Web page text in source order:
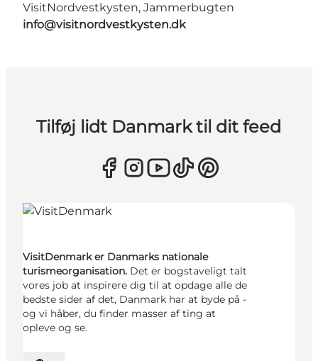
VisitNordvestkysten, Jammerbugten
info@visitnordvestkysten.dk
Tilføj lidt Danmark til dit feed
VisitDenmark er Danmarks nationale
turismeorganisation. Det er bogstaveligt talt
vores job at inspirere dig til at opdage alle de
bedste sider af det, Danmark har at byde på -
og vi håber, du finder masser af ting at
opleve og se.